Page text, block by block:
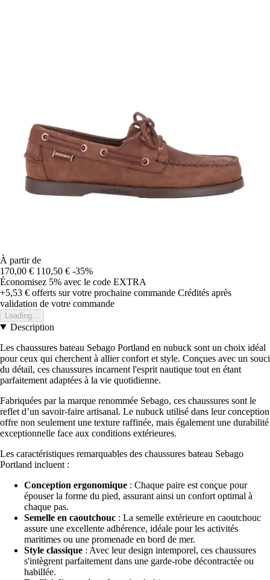
À partir de
170,00 € 110,50 € -35%
Économisez 5% avec le code EXTRA
+5,53 € offerts sur votre prochaine commande Crédités après
validation de votre commande
Loading...
Description
Les chaussures bateau Sebago Portland en nubuck sont un choix idéal
pour ceux qui cherchent à allier confort et style. Conçues avec un souci
du détail, ces chaussures incarnent l'esprit nautique tout en étant
parfaitement adaptées à la vie quotidienne.
Fabriquées par la marque renommée Sebago, ces chaussures sont le
reflet d’un savoir-faire artisanal. Le nubuck utilisé dans leur conception
offre non seulement une texture raffinée, mais également une durabilité
exceptionnelle face aux conditions extérieures.
Les caractéristiques remarquables des chaussures bateau Sebago
Portland incluent :
Conception ergonomique : Chaque paire est conçue pour
épouser la forme du pied, assurant ainsi un confort optimal à
chaque pas.
Semelle en caoutchouc : La semelle extérieure en caoutchouc
assure une excellente adhérence, idéale pour les activités
maritimes ou une promenade en bord de mer.
Style classique : Avec leur design intemporel, ces chaussures
s'intègrent parfaitement dans une garde-robe décontractée ou
habillée.